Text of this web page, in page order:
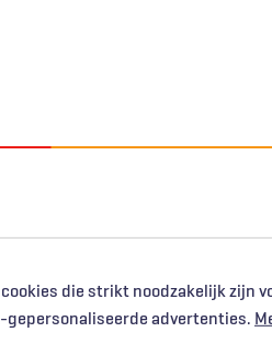
die strikt noodzakelijk zijn
gepersonaliseerde advertenties.